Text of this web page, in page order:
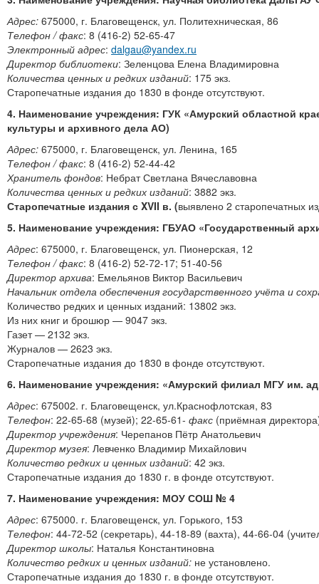
Адрес: 675000, г. Благовещенск, ул. Политехническая, 86
Телефон / факс: 8 (416-2) 52-65-47
Электронный адрес: dalgau@yandex.ru
Директор библиотеки: Зеленцова Елена Владимировна
Количества ценных и редких изданий: 175 экз.
Старопечатные издания до 1830 в фонде отсутствуют.
4. Наименование учреждения: ГУК «Амурский областной
культуры и архивного дела АО)
Адрес: 675000, г. Благовещенск, ул. Ленина, 165
Телефон / факс: 8 (416-2) 52-44-42
Хранитель фондов: Небрат Светлана Вячеславовна
Количества ценных и редких изданий: 3882 экз.
Старопечатные издания с XVII в. (выявлено 2 старопечатных
5. Наименование учреждения: ГБУАО «Государственный
Адрес: 675000, г. Благовещенск, ул. Пионерская, 12
Телефон / факс: 8 (416-2) 52-72-17; 51-40-56
Директор архива: Емельянов Виктор Васильевич
Начальник отдела обеспечения государственного учёта и
Количество редких и ценных изданий: 13802 экз.
Из них книг и брошюр — 9047 экз.
Газет — 2132 экз.
Журналов — 2623 экз.
Старопечатные издания до 1830 в фонде отсутствуют.
6. Наименование учреждения: «Амурский филиал МГУ им.
Адрес: 675002. г. Благовещенск, ул.Краснофлотская, 83
Телефон: 22-65-68 (музей); 22-65-61- факс (приёмная
Директор учреждения: Черепанов Пётр Анатольевич
Директор музея: Левченко Владимир Михайлович
Количество редких и ценных изданий: 42 экз.
Старопечатные издания до 1830 г. в фонде отсутствуют.
7. Наименование учреждения: МОУ СОШ № 4
Адрес: 675000. г. Благовещенск, ул. Горького, 153
Телефон: 44-72-52 (секретарь), 44-18-89 (вахта), 44-66-04
Директор школы: Наталья Константиновна
Количество редких и ценных изданий: не установлено.
Старопечатные издания до 1830 г. в фонде отсутствуют.